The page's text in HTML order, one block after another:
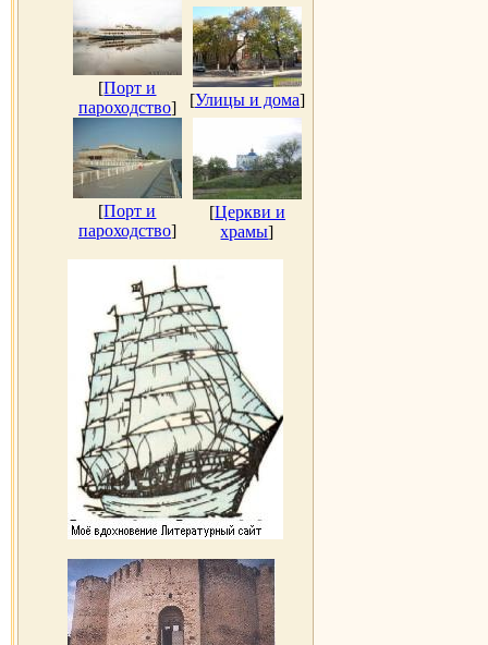
[Порт и
пароходство] [Улицы и дома]
[Порт и
пароходство]
[Церкви и
храмы]